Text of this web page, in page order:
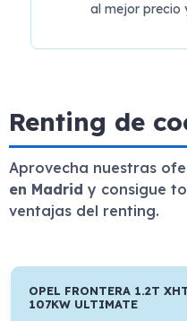
al mejor precio
Renting de
Aprovecha nuestras
en Madrid y consigue
ventajas del renting.
OPEL FRONTERA 1.2T
107KW ULTIMATE